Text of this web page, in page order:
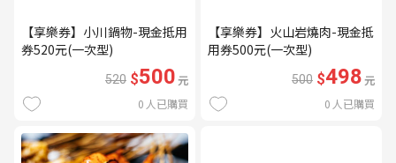
【享樂券】小川鍋物-現金抵用
券520元(一次型)
520 $500元
0 人已購買
【享樂券】火山岩燒肉-現金抵
用券500元(一次型)
500 $498元
0 人已購買